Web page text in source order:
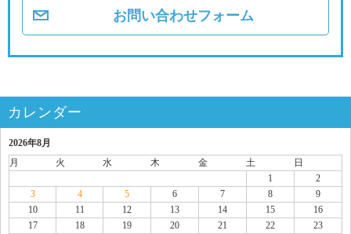
お問い合わせフォーム
カレンダー
2026年8月
月
火 水 木 金 土
日
1
2
3
4 5 6 7 8
9
10
11 12 13 14 15
16
17
18 19 20 21 22
23